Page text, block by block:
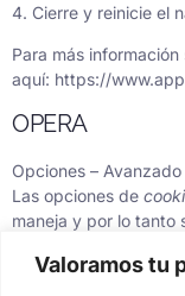
Valoramos tu
4. Cierre y reinicie el
Para más
aquí: https://
OPERA
Opciones – Avanzado
Las opciones de
maneja y por lo tanto
Para más